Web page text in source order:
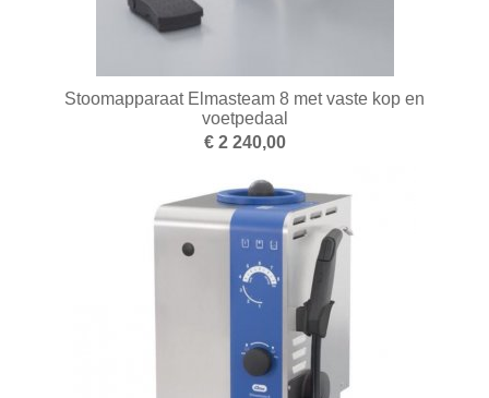
Stoomapparaat Elmasteam 8 met vaste kop en
voetpedaal
€ 2 240,00